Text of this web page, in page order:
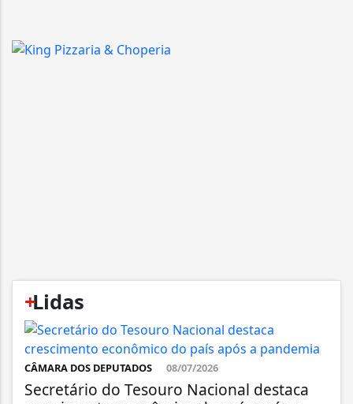
+
Lidas
CÂMARA DOS DEPUTADOS 08/07/2026
Secretário do Tesouro Nacional destaca